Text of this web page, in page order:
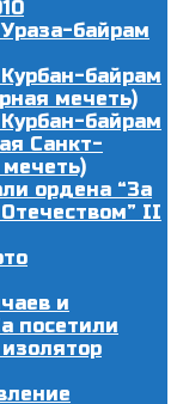
байрам
байрам
мечеть)
байрам
Санкт-
мечеть)
ордена “За
II
и
посетили